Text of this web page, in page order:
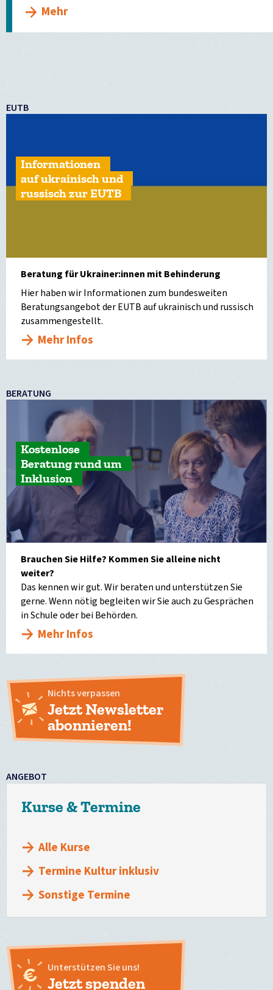
Mehr
EUTB
Informationen
auf ukrainisch und
russisch zur EUTB
Beratung für Ukrainer:innen mit Behinderung
Hier haben wir Informationen zum bundesweiten
Beratungsangebot der EUTB auf ukrainisch und russisch
zusammengestellt.
Mehr Infos
BERATUNG
Kostenlose
Beratung rund um
Inklusion
Brauchen Sie Hilfe? Kommen Sie alleine nicht
weiter?
Das kennen wir gut. Wir beraten und unterstützen Sie
gerne. Wenn nötig begleiten wir Sie auch zu Gesprächen
in Schule oder bei Behörden.
Mehr Infos
Nichts verpassen
Jetzt Newsletter
abonnieren!
ANGEBOT
Kurse & Termine
Alle Kurse
Termine Kultur inklusiv
Sonstige Termine
Unterstützen Sie uns!
Jetzt spenden